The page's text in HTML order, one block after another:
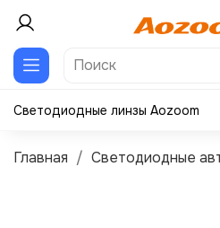
Светодиодные линзы Aozoom
Главная Светодиодные